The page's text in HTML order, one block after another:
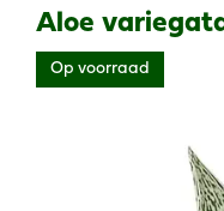
Aloe
Op voorraad